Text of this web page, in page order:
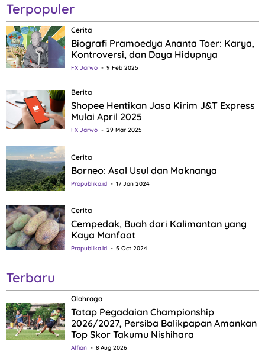
Terpopuler
Cerita
Biografi Pramoedya Ananta Toer: Karya,
Kontroversi, dan Daya Hidupnya
FX Jarwo 9 Feb 2025
Berita
Shopee Hentikan Jasa Kirim J&T Express
Mulai April 2025
FX Jarwo 29 Mar 2025
Cerita
Borneo: Asal Usul dan Maknanya
Propublika.id 17 Jan 2024
Cerita
Cempedak, Buah dari Kalimantan yang
Kaya Manfaat
Propublika.id 5 Oct 2024
Terbaru
Olahraga
Tatap Pegadaian Championship
2026/2027, Persiba Balikpapan Amankan
Top Skor Takumu Nishihara
Alfian 8 Aug 2026